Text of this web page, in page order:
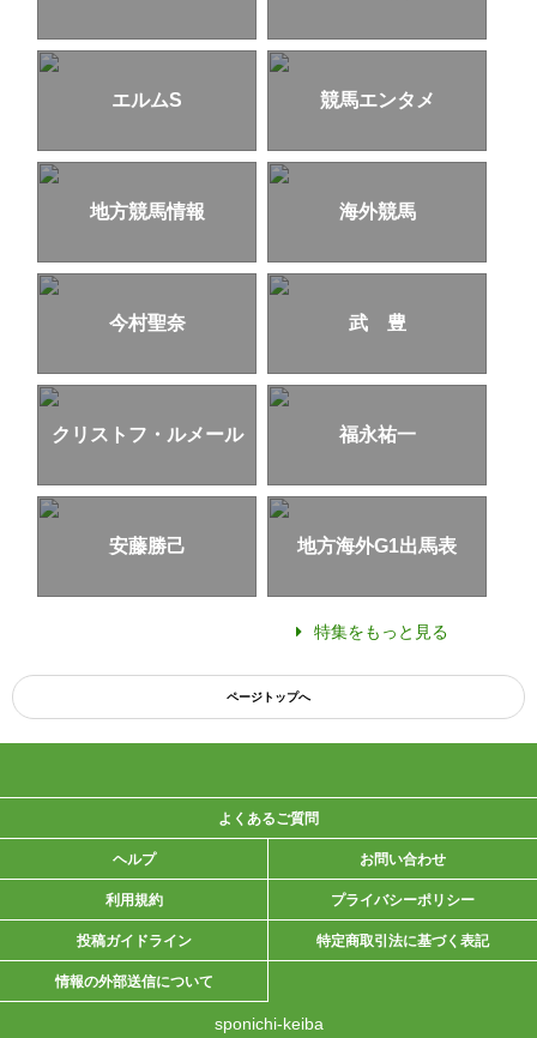
エルムS 競馬エンタメ
地方競馬情報 海外競馬
今村聖奈 武 豊
クリストフ・ルメール 福永祐一
安藤勝己 地方海外G1出馬表
特集をもっと見る
ページトップへ
よくあるご質問
ヘルプ お問い合わせ
利用規約 プライバシーポリシー
投稿ガイドライン 特定商取引法に基づく表記
情報の外部送信について
sponichi-keiba